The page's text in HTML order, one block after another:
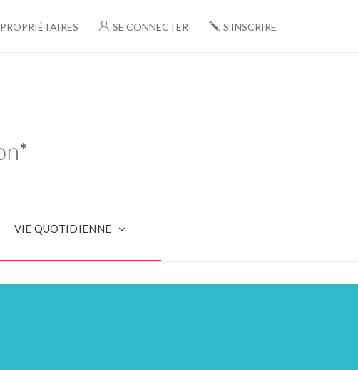
PROPRIÉTAIRES SE CONNECTER S’INSCRIRE
VIE QUOTIDIENNE